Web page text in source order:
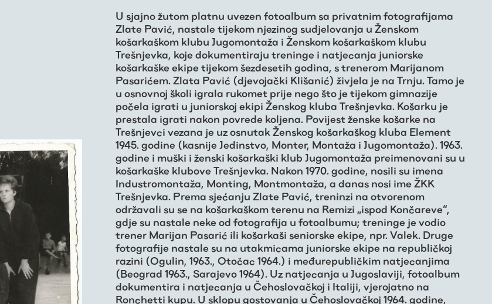
U sjajno žutom platnu uvezen fotoalbum sa privatnim fotografijama
Zlate Pavić, nastale tijekom njezinog sudjelovanja u Ženskom
košarkaškom klubu Jugomontaža i Ženskom košarkaškom klubu
Trešnjevka, koje dokumentiraju treninge i natjecanja juniorske
košarkaške ekipe tijekom šezdesetih godina, s trenerom Marijanom
Pasarićem. Zlata Pavić (djevojački Klišanić) živjela je na Trnju. Tamo je
u osnovnoj školi igrala rukomet prije nego što je tijekom gimnazije
počela igrati u juniorskoj ekipi Ženskog kluba Trešnjevka. Košarku je
prestala igrati nakon povrede koljena. Povijest ženske košarke na
Trešnjevci vezana je uz osnutak Ženskog košarkaškog kluba Element
1945. godine (kasnije Jedinstvo, Monter, Montaža i Jugomontaža). 1963.
godine i muški i ženski košarkaški klub Jugomontaža preimenovani su u
košarkaške klubove Trešnjevka. Nakon 1970. godine, nosili su imena
Industromontaža, Monting, Montmontaža, a danas nosi ime ŽKK
Trešnjevka. Prema sjećanju Zlate Pavić, treninzi na otvorenom
održavali su se na košarkaškom terenu na Remizi „ispod Končareve“,
gdje su nastale neke od fotografija u fotoalbumu; treninge je vodio
trener Marijan Pasarić ili košarkaši seniorske ekipe, npr. Valek. Druge
fotografije nastale su na utakmicama juniorske ekipe na republičkoj
razini (Ogulin, 1963., Otočac 1964.) i međurepubličkim natjecanjima
(Beograd 1963., Sarajevo 1964). Uz natjecanja u Jugoslaviji, fotoalbum
dokumentira i natjecanja u Čehoslovačkoj i Italiji, vjerojatno na
Ronchetti kupu. U sklopu gostovanja u Čehoslovačkoj 1964. godine,